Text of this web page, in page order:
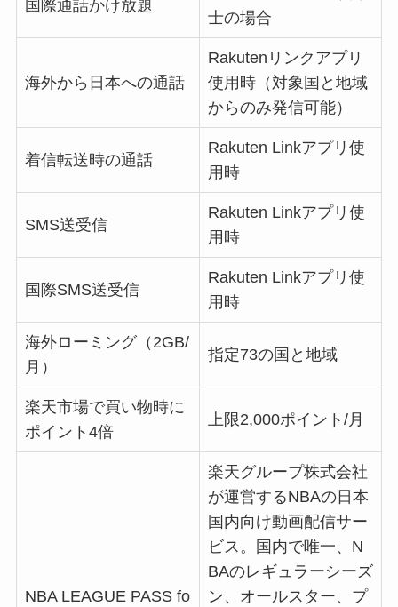
国際通話かけ放題
士の場合
海外から日本への通話
Rakutenリンクアプリ
使用時（対象国と地域
からのみ発信可能）
着信転送時の通話
Rakuten Linkアプリ使
用時
SMS送受信
Rakuten Linkアプリ使
用時
国際SMS送受信
Rakuten Linkアプリ使
用時
海外ローミング（2GB/
月）
指定73の国と地域
楽天市場で買い物時に
ポイント4倍
上限2,000ポイント/月
NBA LEAGUE PASS fo
楽天グループ株式会社
が運営するNBAの日本
国内向け動画配信サー
ビス。国内で唯一、N
BAのレギュラーシーズ
ン、オールスター、プ